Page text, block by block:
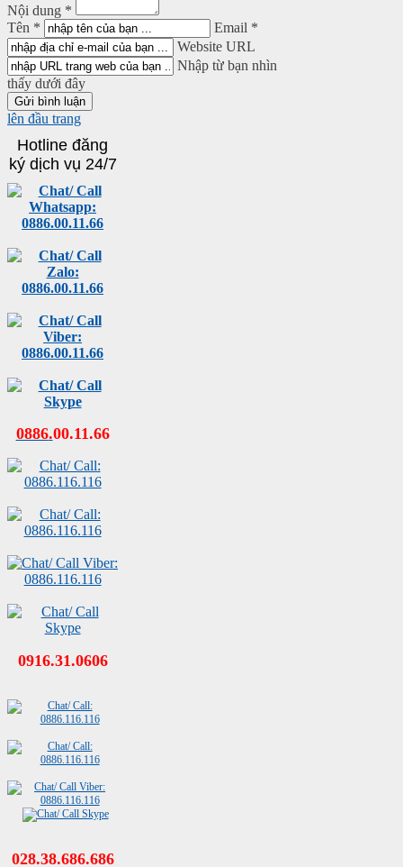
Nội dung *
Tên *
Email *
Website URL
Nhập từ bạn nhìn
thấy dưới đây
lên đầu trang
Hotline đăng
ký dịch vụ 24/7
0886.00.11.66
0916.31.0606
028.38.686.686